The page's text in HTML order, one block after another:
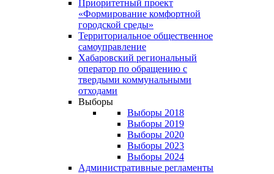
Приоритетный проект
«Формирование комфортной
городской среды»
Территориальное общественное
самоуправление
Хабаровский региональный
оператор по обращению с
твердыми коммунальными
отходами
Выборы
Выборы 2018
Выборы 2019
Выборы 2020
Выборы 2023
Выборы 2024
Административные регламенты